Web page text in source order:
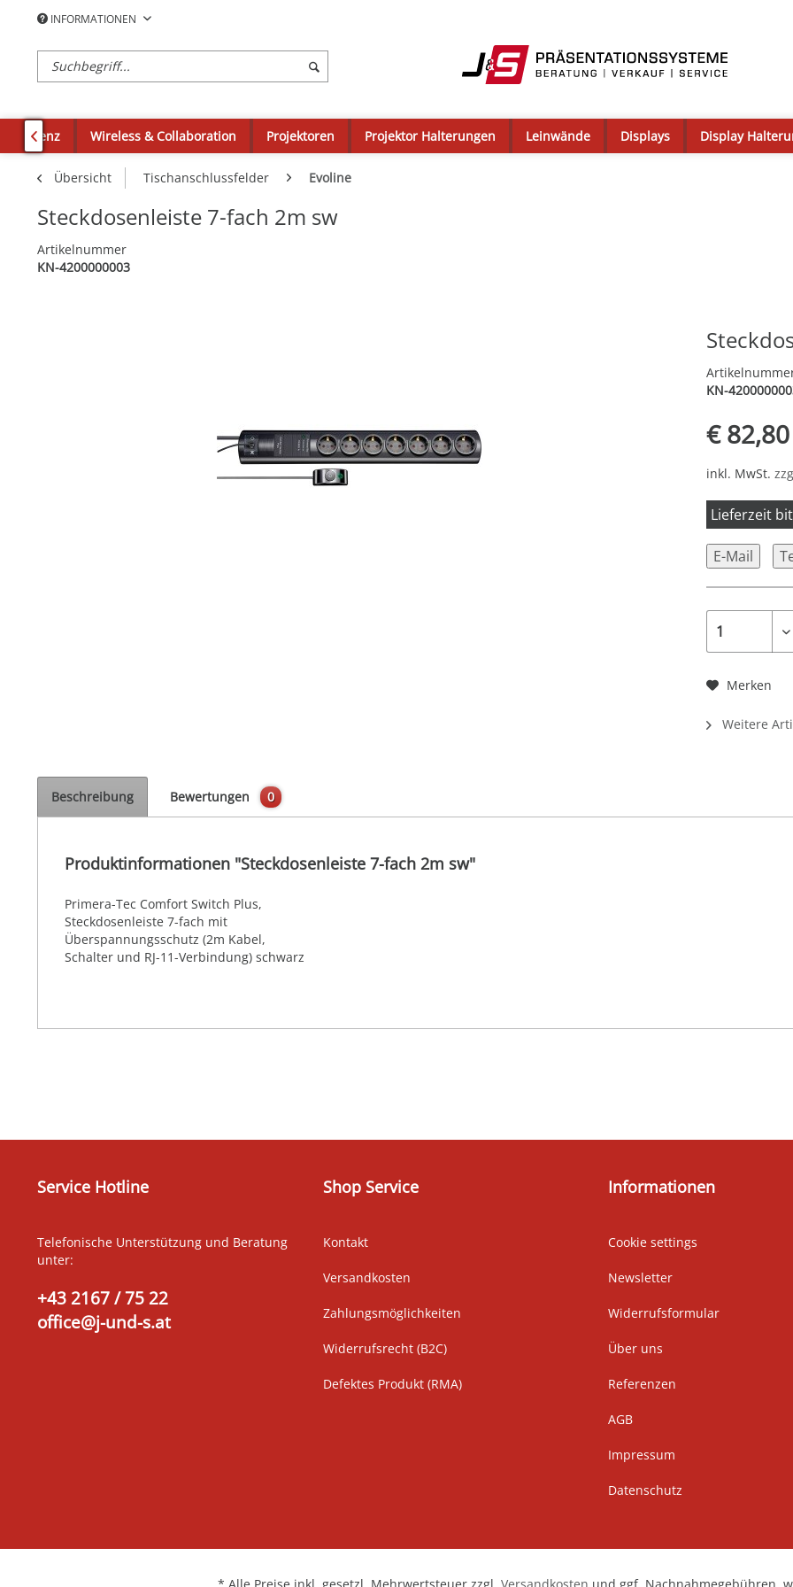
INFORMATIONEN
Wireless & Collaboration Projektoren Projektor Halterungen Leinwände Displays Display

Übersicht Tischanschlussfelder Evoline
Steckdosenleiste 7-fach 2m sw
Artikelnummer
KN-4200000003
KN-
€
inkl. MwSt.
Lieferzeit
E-Mail
Merken
Weitere
Beschreibung Bewertungen 0
Produktinformationen "Steckdosenleiste 7-fach 2m sw"
Primera-Tec Comfort Switch Plus,
Steckdosenleiste 7-fach mit
Überspannungsschutz (2m Kabel,
Schalter und RJ-11-Verbindung) schwarz
Service Hotline
Telefonische Unterstützung und Beratung
unter:
+43 2167 / 75 22
office@j-und-s.at
Shop Service
Kontakt
Versandkosten
Zahlungsmöglichkeiten
Widerrufsrecht (B2C)
Defektes Produkt (RMA)
Informationen
Cookie settings
Newsletter
Widerrufsformular
Über uns
Referenzen
AGB
Impressum
Datenschutz